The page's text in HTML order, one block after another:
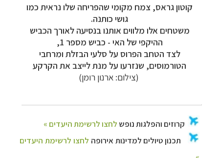
קוטון גראס, צמח מקומי שהפריחה שלו נראית כמו
גושי כותנה.
משטחים אלו מלווים אותנו בנסיעה לאורך הכביש
ההיקפי של האי - כביש מספר 1,
לצד הטחב הפרוס על סלעי הבזלת ומרחבי
הטורמוסים, שנזרעו על מנת לייצב את הקרקע
(צילום: ארנון רומן)